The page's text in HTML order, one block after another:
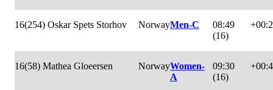
16(254) Oskar Spets Storhov NorwayMen-C
08:49
(16)
16(58) Mathea Gloeersen NorwayWomen-
A
09:30
(16)